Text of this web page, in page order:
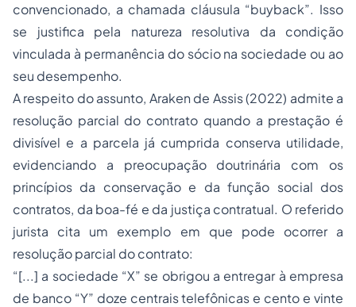
convencionado, a chamada cláusula “buyback”. Isso
se justifica pela natureza resolutiva da condição
vinculada à permanência do sócio na sociedade ou ao
seu desempenho.
A respeito do assunto, Araken de Assis (2022) admite a
resolução parcial do contrato quando a prestação é
divisível e a parcela já cumprida conserva utilidade,
evidenciando a preocupação doutrinária com os
princípios da conservação e da função social dos
contratos, da boa-fé e da justiça contratual. O referido
jurista cita um exemplo em que pode ocorrer a
resolução parcial do contrato:
“[...] a sociedade “X” se obrigou a entregar à empresa
de banco “Y” doze centrais telefônicas e cento e vinte